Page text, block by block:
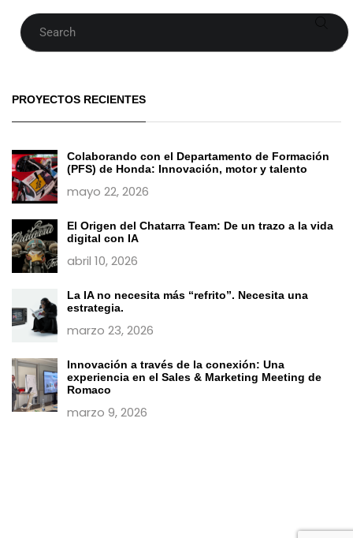
Buscar
PROYECTOS RECIENTES
Colaborando con el Departamento de Formación
(PFS) de Honda: Innovación, motor y talento
mayo 22, 2026
El Origen del Chatarra Team: De un trazo a la vida
digital con IA
abril 10, 2026
La IA no necesita más “refrito”. Necesita una
estrategia.
marzo 23, 2026
Innovación a través de la conexión: Una
experiencia en el Sales & Marketing Meeting de
Romaco
marzo 9, 2026